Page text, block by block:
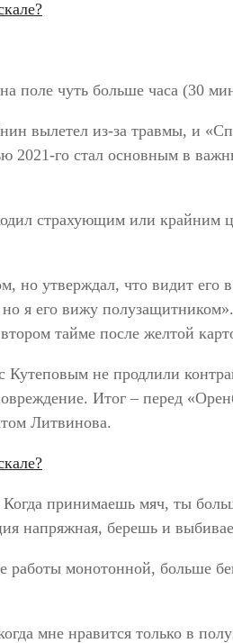
поле чуть больше часа (30
вылетел из-за травмы, и
го стал основным в
страхующим или крайним
утверждал, что видит его
я его вижу
тайме после желтой
Кутеповым не продлили
Итог – перед
Литвинова.
принимаешь мяч, ты
напряжная, берешь и
монотонной, больше
мне нравится только в